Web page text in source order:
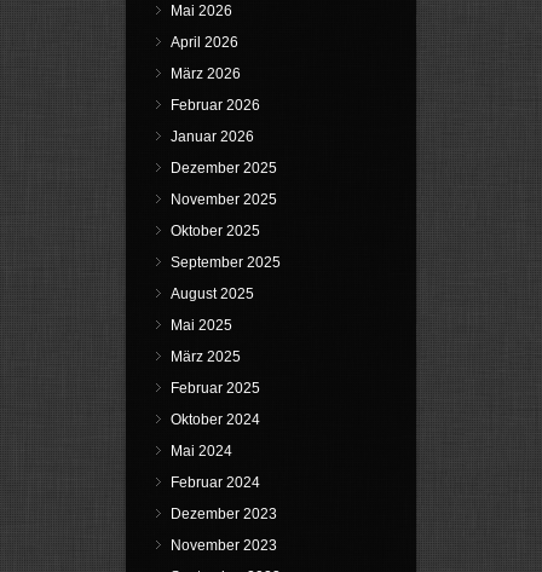
Mai 2026
April 2026
März 2026
Februar 2026
Januar 2026
Dezember 2025
November 2025
Oktober 2025
September 2025
August 2025
Mai 2025
März 2025
Februar 2025
Oktober 2024
Mai 2024
Februar 2024
Dezember 2023
November 2023